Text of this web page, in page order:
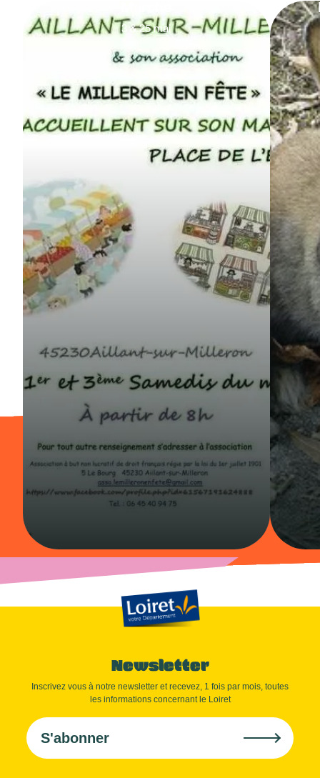
3 & 25 mai
Newsletter
Inscrivez vous à notre newsletter et recevez, 1 fois par mois, toutes
les informations concernant le Loiret
S'abonner